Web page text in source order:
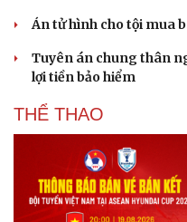
Án tử hình cho tội mua
Tuyên án chung thân
lợi tiền bảo hiểm
THỂ THAO